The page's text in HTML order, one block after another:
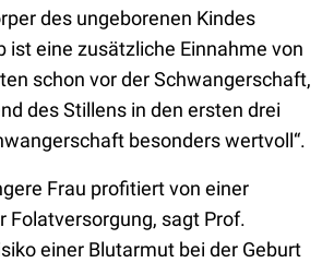
des ungeborenen Kindes
ist eine zusätzliche Einnahme von
schon vor der Schwangerschaft,
des Stillens in den ersten drei
besonders wertvoll“.
Frau profitiert von einer
Folatversorgung, sagt Prof.
einer Blutarmut bei der Geburt